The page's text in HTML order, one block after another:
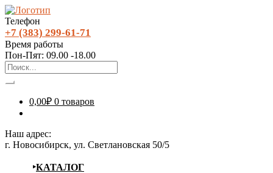
Телефон
+7 (383) 299-61-71
Время работы
Пон-Пят: 09.00 -18.00
0,00₽ 0 товаров
Наш адрес:
г. Новосибирск, ул. Светлановская 50/5
КАТАЛОГ